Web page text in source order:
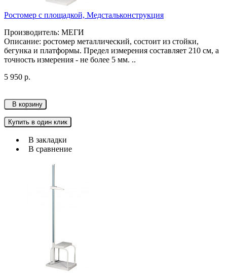
Ростомер с площадкой, Медстальконструкция
Производитель: МЕГИ
Описание: ростомер металлический, состоит из стойки,
бегунка и платформы. Предел измерения составляет 210 см, а
точность измерения - не более 5 мм. ..
5 950 р.
В корзину
Купить в один клик
В закладки
В сравнение